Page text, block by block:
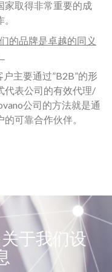
家取得非常重要的成
的品牌是卓越的同义
主要通过”B2B”的形
代表公司的有效代理/
公司的方法就是通
可靠合作伙伴。
于我们设